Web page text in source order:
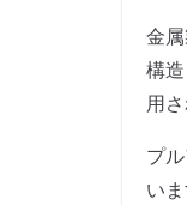
金
構
用
プ
い